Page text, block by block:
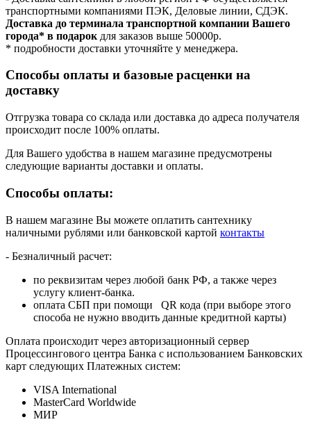
транспортными компаниями ПЭК, Деловые линии, СДЭК.
Доставка до терминала транспортной компании Вашего
города* в подарок для заказов выше 50000р.
* подробности доставки уточняйте у менеджера.
Способы оплаты и базовые расценки на
доставку
Отгрузка товара со склада или доставка до адреса получателя
происходит после 100% оплаты.
Для Вашего удобства в нашем магазине предусмотрены
следующие варианты доставки и оплаты.
Способы оплаты:
В нашем магазине Вы можете оплатить сантехнику
наличными рублями или банковской картой контакты
- Безналичный расчет:
по реквизитам через любой банк РФ, а также через
услугу клиент-банка.
оплата СБП при помощи QR кода (при выборе этого
способа не нужно вводить данные кредитной карты)
Оплата происходит через авторизационный сервер
Процессингового центра Банка с использованием Банковских
карт следующих Платежных систем:
VISA International
MasterCard Worldwide
МИР